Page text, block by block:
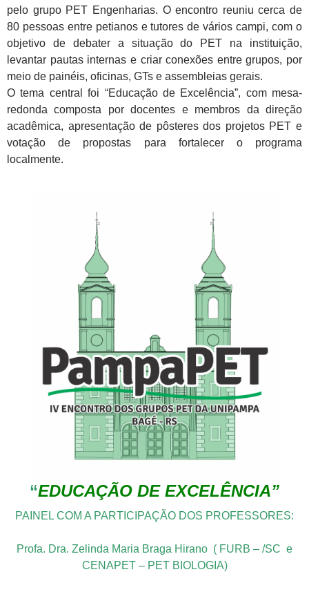
pelo grupo PET Engenharias. O encontro reuniu cerca de
80 pessoas entre petianos e tutores de vários campi, com o
objetivo de debater a situação do PET na instituição,
levantar pautas internas e criar conexões entre grupos, por
meio de painéis, oficinas, GTs e assembleias gerais.
O tema central foi “Educação de Excelência”, com mesa-
redonda composta por docentes e membros da direção
acadêmica, apresentação de pôsteres dos projetos PET e
votação de propostas para fortalecer o programa
localmente.
“EDUCAÇÃO DE EXCELÊNCIA”
PAINEL COM A PARTICIPAÇÃO DOS PROFESSORES:
Profa. Dra. Zelinda Maria Braga Hirano ( FURB – /SC e
CENAPET – PET BIOLOGIA)